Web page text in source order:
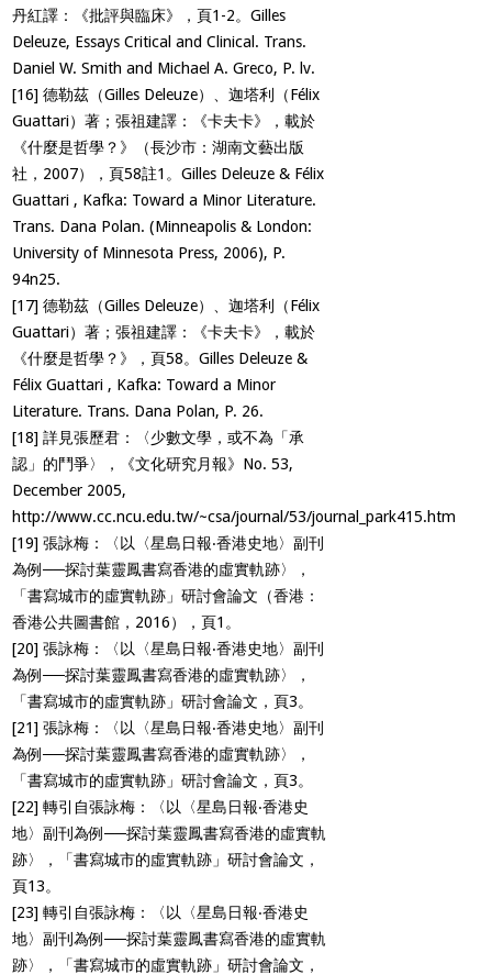
丹紅譯：《批評與臨床》，頁1-2。Gilles
Deleuze, Essays Critical and Clinical. Trans.
Daniel W. Smith and Michael A. Greco, P. lv.
[16] 德勒茲（Gilles Deleuze）、迦塔利（Félix
Guattari）著；張祖建譯：《卡夫卡》，載於
《什麼是哲學？》（長沙市：湖南文藝出版
社，2007），頁58註1。Gilles Deleuze & Félix
Guattari , Kafka: Toward a Minor Literature.
Trans. Dana Polan. (Minneapolis & London:
University of Minnesota Press, 2006), P.
94n25.
[17] 德勒茲（Gilles Deleuze）、迦塔利（Félix
Guattari）著；張祖建譯：《卡夫卡》，載於
《什麼是哲學？》，頁58。Gilles Deleuze &
Félix Guattari , Kafka: Toward a Minor
Literature. Trans. Dana Polan, P. 26.
[18] 詳見張歷君：〈少數文學，或不為「承
認」的鬥爭〉，《文化研究月報》No. 53,
December 2005,
http://www.cc.ncu.edu.tw/~csa/journal/53/journal_park415.htm
[19] 張詠梅：〈以〈星島日報‧香港史地〉副刊
為例──探討葉靈鳳書寫香港的虛實軌跡〉，
「書寫城市的虛實軌跡」研討會論文（香港：
香港公共圖書館，2016），頁1。
[20] 張詠梅：〈以〈星島日報‧香港史地〉副刊
為例──探討葉靈鳳書寫香港的虛實軌跡〉，
「書寫城市的虛實軌跡」研討會論文，頁3。
[21] 張詠梅：〈以〈星島日報‧香港史地〉副刊
為例──探討葉靈鳳書寫香港的虛實軌跡〉，
「書寫城市的虛實軌跡」研討會論文，頁3。
[22] 轉引自張詠梅：〈以〈星島日報‧香港史
地〉副刊為例──探討葉靈鳳書寫香港的虛實軌
跡〉，「書寫城市的虛實軌跡」研討會論文，
頁13。
[23] 轉引自張詠梅：〈以〈星島日報‧香港史
地〉副刊為例──探討葉靈鳳書寫香港的虛實軌
跡〉，「書寫城市的虛實軌跡」研討會論文，